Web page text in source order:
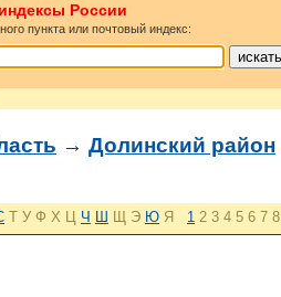
России
пункта или почтовый индекс:
→ Долинский район
Т У Ф Х Ц Ч Ш Щ Э Ю Я 1 2 3 4 5 6 7 8